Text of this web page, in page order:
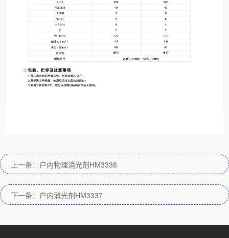
上一条：户内物理消光剂HM3338
下一条：户内消光剂HM3337